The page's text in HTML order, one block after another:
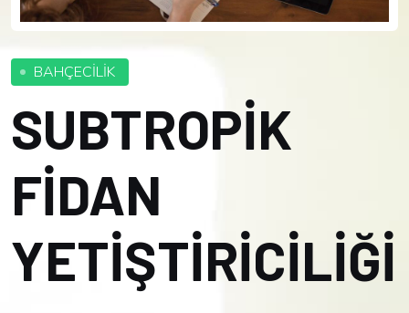
BAHÇECİLİK
SUBTROPİK
FİDAN
YETİŞTİRİCİLİĞİ